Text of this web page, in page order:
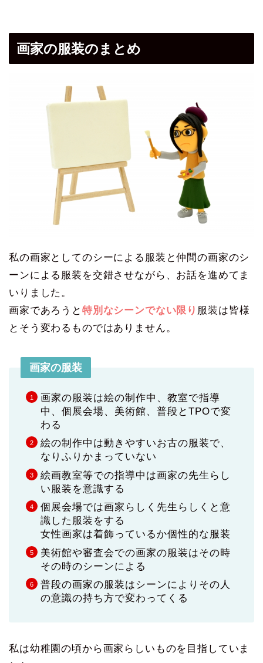
画家の服装のまとめ
私の画家としてのシーによる服装と仲間の画家のシ
ーンによる服装を交錯させながら、お話を進めてま
いりました。
画家であろうと 特別なシーンでない限り 服装は皆様
とそう変わるものではありません。
画家の服装
画家の服装は絵の制作中、教室で指導
中、個展会場、美術館、普段とTPOで変
わる
絵の制作中は動きやすいお古の服装で、
なりふりかまっていない
絵画教室等での指導中は画家の先生らし
い服装を意識する
個展会場では画家らしく先生らしくと意
識した服装をする
女性画家は着飾っているか個性的な服装
美術館や審査会での画家の服装はその時
その時のシーンによる
普段の画家の服装はシーンによりその人
の意識の持ち方で変わってくる
私は幼稚園の頃から画家らしいものを目指していま